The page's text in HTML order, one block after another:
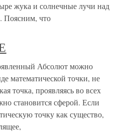
жука и солнечные лучи над
Поясним, что
Абсолют можно
математической точки, не
точка, проявляясь во всех
становится сферой. Если
точку как существо,